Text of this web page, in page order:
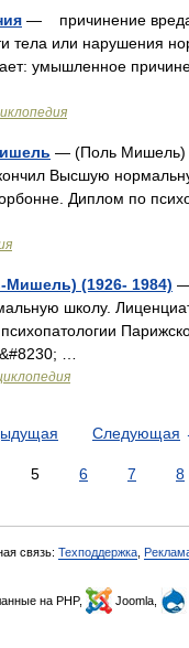
— причинение вреда
тела или нарушения
умышленное
— (Поль Мишель)
Высшую
Диплом по
(1926- 1984) —
школу.
…
Следующая
5 6 7 8
связь: Техподдержка
на PHP, Joomla,